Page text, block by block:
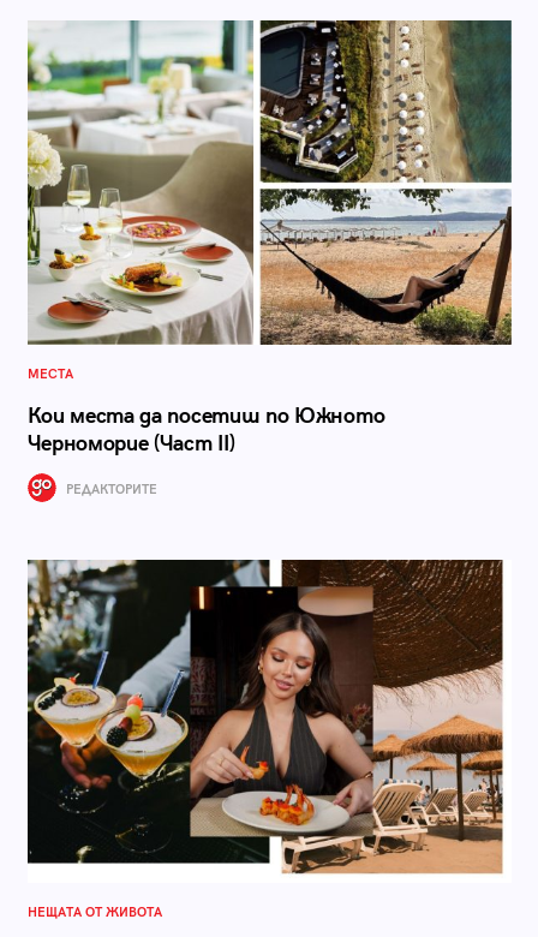
МЕСТА
Кои места да посетиш по Южното
Черноморие (Част II)
РЕДАКТОРИТЕ
НЕЩАТА ОТ ЖИВОТА